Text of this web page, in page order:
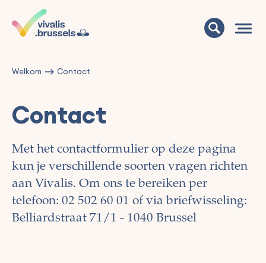
Welkom Contact
Contact
Met het contactformulier op deze pagina
kun je verschillende soorten vragen richten
aan Vivalis. Om ons te bereiken per
telefoon: 02 502 60 01 of via briefwisseling:
Belliardstraat 71/1 - 1040 Brussel